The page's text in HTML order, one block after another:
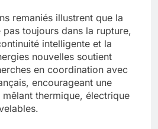
remaniés illustrent que la
toujours dans la rupture,
intelligente et la
nouvelles soutient
en coordination avec
encourageant une
thermique, électrique